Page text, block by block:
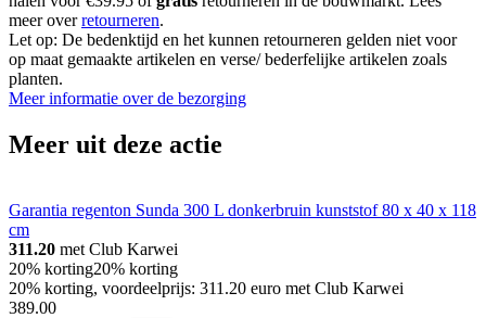
meer overretourneren.
Let op: De bedenktijd en het kunnen retourneren gelden niet voor
op maat gemaakte artikelen en verse/ bederfelijke artikelen zoals
planten.
Meer informatie over de bezorging
Meer uit deze actie
Garantia regenton Sunda 300 L donkerbruin kunststof 80 x 40 x 118
cm
311.20 met Club Karwei
20% korting20% korting
20% korting, voordeelprijs: 311.20 euro met Club Karwei
389.00